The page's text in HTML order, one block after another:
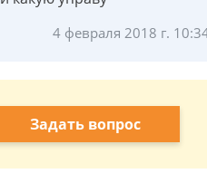
4 февраля 2018 г.
Задать вопрос